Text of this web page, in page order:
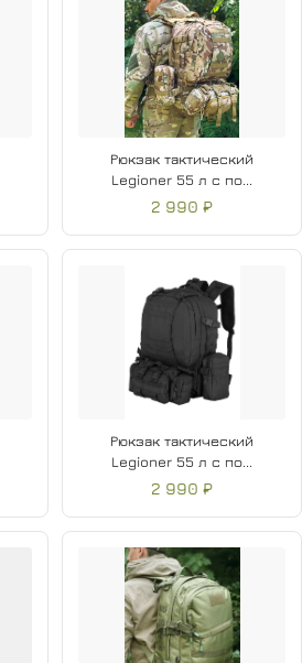
Рюкзак тактический
Legioner 55 л с по...
2 990 ₽
Рюкзак тактический
Legioner 55 л с по...
2 990 ₽